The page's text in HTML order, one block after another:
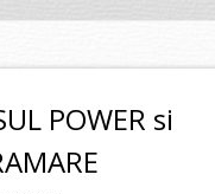
POWER si